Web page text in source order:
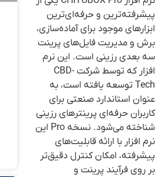
پیشرفته‌ترین و حرفه‌ای‌ترین
ابزارهای موجود برای آماده‌سازی،
برش و مدیریت فایل‌های پرینت
سه بعدی رزینی است. این نرم
افزار که توسط شرکت CBD-
Tech توسعه یافته است، به
عنوان استاندارد صنعتی برای
کاربران حرفه‌ای پرینترهای رزینی
شناخته می‌شود. نسخه Pro این
نرم افزار با ارائه قابلیت‌های
پیشرفته، امکان کنترل دقیق‌تر
بر روی فرآیند پرینت و